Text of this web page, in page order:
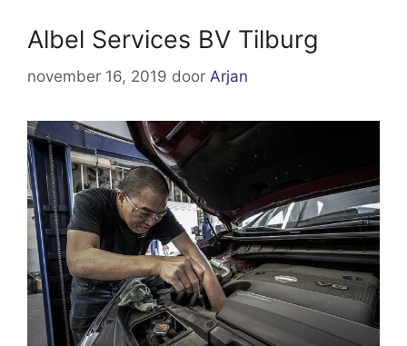
Albel Services BV Tilburg
november 16, 2019 door Arjan